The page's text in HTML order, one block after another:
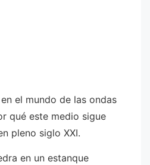
el mundo de las ondas
qué este medio sigue
pleno siglo XXI.
en un estanque